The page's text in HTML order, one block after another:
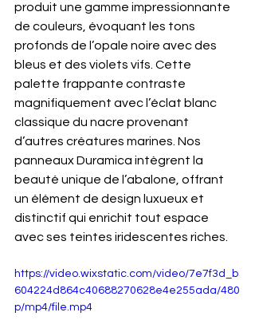
produit une gamme impressionnante
de couleurs, évoquant les tons
profonds de l’opale noire avec des
bleus et des violets vifs. Cette
palette frappante contraste
magnifiquement avec l’éclat blanc
classique du nacre provenant
d’autres créatures marines. Nos
panneaux Duramica intègrent la
beauté unique de l’abalone, offrant
un élément de design luxueux et
distinctif qui enrichit tout espace
avec ses teintes iridescentes riches.
https://video.wixstatic.com/video/7e7f3d_b
604224d864c40688270628e4e255ada/480
p/mp4/file.mp4